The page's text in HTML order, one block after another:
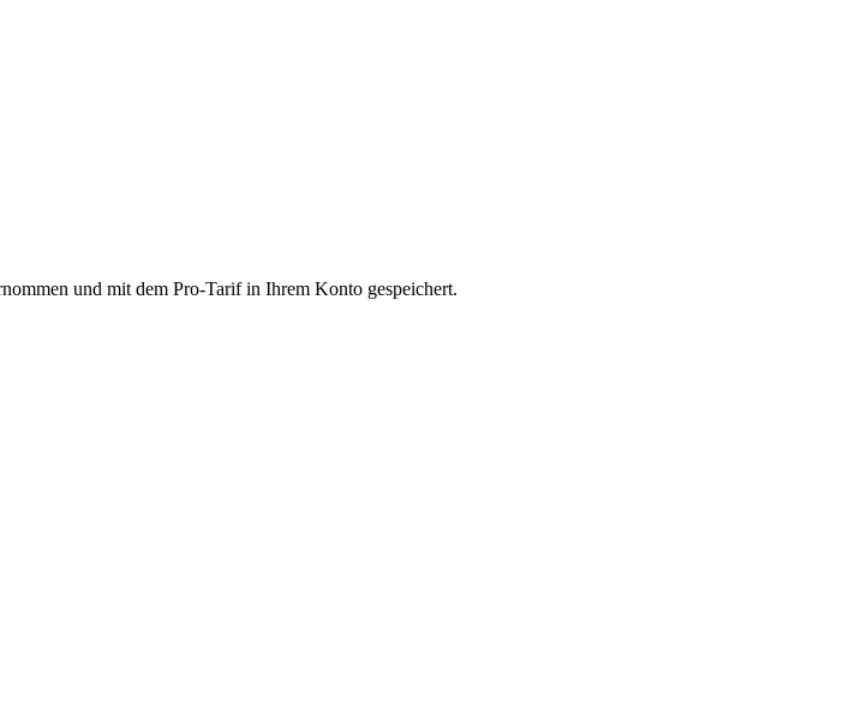
und mit dem Pro-Tarif in Ihrem Konto gespeichert.